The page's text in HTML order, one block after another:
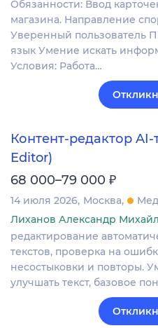
Обязанности: Ввод
магазина. Направление
Уверенный пользователь
язык Умение искать
Условия: Работа…
Контент-редактор
Editor)
68 000–79 000 ₽
14 июля 2026 Москва
Лиханов Александр
редактирование
текстов, проверка на
несостыковки и повторы.
улучшать текст, базовое